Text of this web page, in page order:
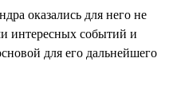
оказались для него не
интересных событий и
для его дальнейшего